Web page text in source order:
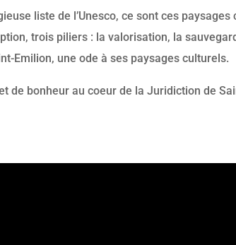
liste de l’Unesco, ce sont ces
trois piliers : la valorisation, la
Emilion, une ode à ses paysages culturels.
de bonheur au coeur de la Juridiction de